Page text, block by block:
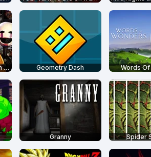
UCN - Ultimate Custom Night Geometry Dash Words
Granny Spider